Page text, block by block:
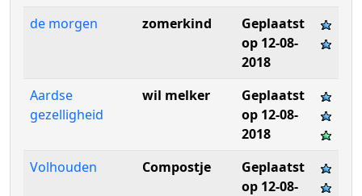
de morgen
zomerkind
Geplaatst
op 12-08-
2018
Aardse
gezelligheid
wil melker
Geplaatst
op 12-08-
2018
Volhouden
Compostje
Geplaatst
op 12-08-